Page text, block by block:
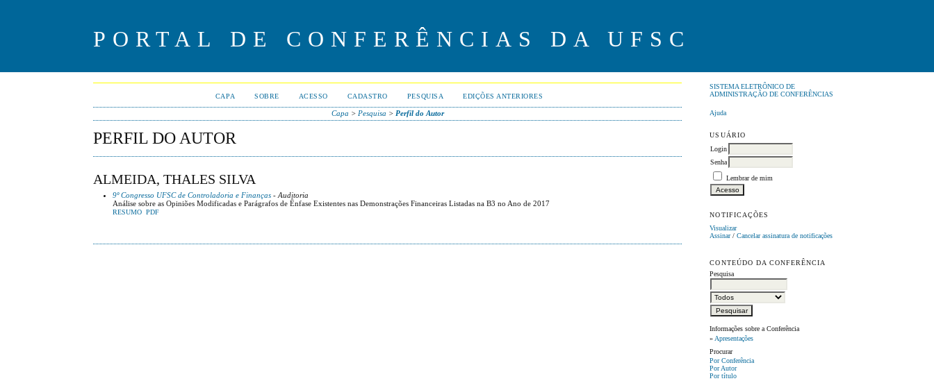
PORTAL DE CONFERÊNCIAS DA UFSC
SISTEMA ELETRÔNICO DE
ADMINISTRAÇÃO DE CONFERÊNCIAS
Ajuda
USUÁRIO
Login
Senha
Lembrar de mim
NOTIFICAÇÕES
Visualizar
Assinar/Cancelar assinatura de notificações
CONTEÚDO DA CONFERÊNCIA
Pesquisa
Informações sobre a Conferência
» Apresentações
Procurar
Por Conferência
Por Autor
Por título
CAPA SOBRE ACESSO CADASTRO PESQUISA EDIÇÕES ANTERIORES
Capa > Pesquisa > Perfil do Autor
PERFIL DO AUTOR
ALMEIDA, THALES SILVA
9º Congresso UFSC de Controladoria e Finanças - Auditoria
Análise sobre as Opiniões Modificadas e Parágrafos de Ênfase Existentes nas Demonstrações Financeiras Listadas na B3 no Ano de 2017
RESUMO PDF